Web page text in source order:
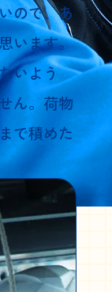
ので、あ
います。
いよう
ん。荷物
で積めた